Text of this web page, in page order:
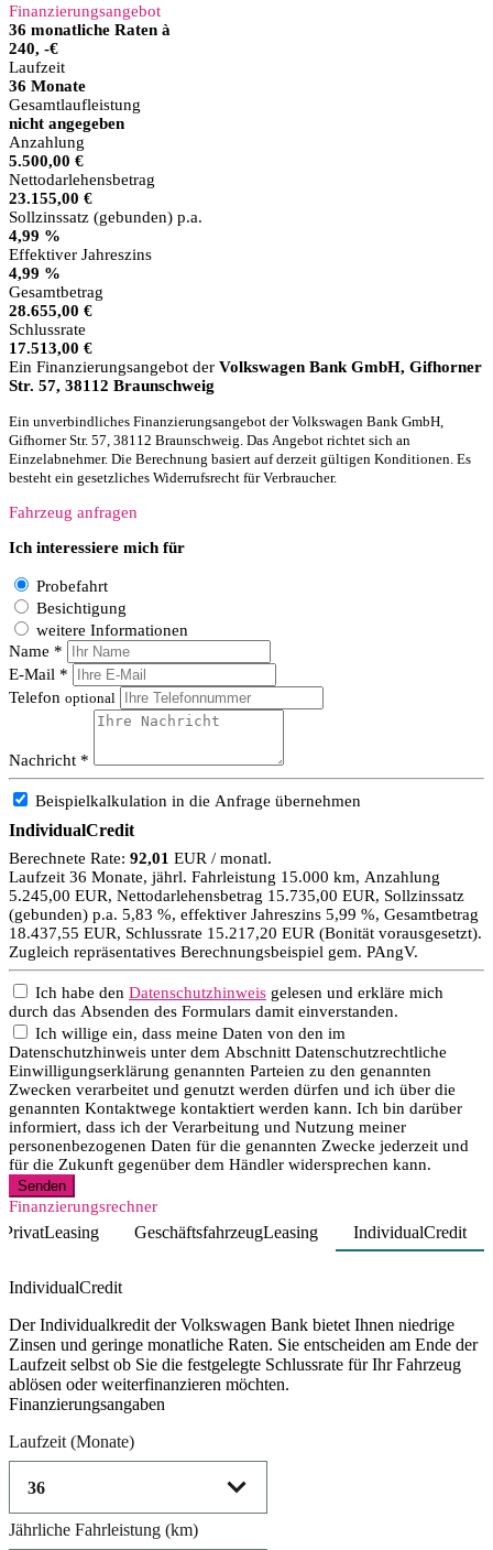
Finanzierungsangebot
36 monatliche Raten à
240, -€
Laufzeit
36 Monate
Gesamtlaufleistung
nicht angegeben
Anzahlung
5.500,00 €
Nettodarlehensbetrag
23.155,00 €
Sollzinssatz (gebunden) p.a.
4,99 %
Effektiver Jahreszins
4,99 %
Gesamtbetrag
28.655,00 €
Schlussrate
17.513,00 €
Ein Finanzierungsangebot der Volkswagen Bank GmbH, Gifhorner
Str. 57, 38112 Braunschweig
Ein unverbindliches Finanzierungsangebot der Volkswagen Bank GmbH,
Gifhorner Str. 57, 38112 Braunschweig. Das Angebot richtet sich an
Einzelabnehmer. Die Berechnung basiert auf derzeit gültigen Konditionen. Es
besteht ein gesetzliches Widerrufsrecht für Verbraucher.
Fahrzeug anfragen
Ich interessiere mich für
Probefahrt
Besichtigung
weitere Informationen
Name *
E-Mail *
Telefon optional
Nachricht *
Beispielkalkulation in die Anfrage übernehmen
IndividualCredit
Berechnete Rate: 92,01 EUR / monatl.
Laufzeit 36 Monate, jährl. Fahrleistung 15.000 km, Anzahlung
5.245,00 EUR, Nettodarlehensbetrag 15.735,00 EUR, Sollzinssatz
(gebunden) p.a. 5,83 %, effektiver Jahreszins 5,99 %, Gesamtbetrag
18.437,55 EUR, Schlussrate 15.217,20 EUR (Bonität vorausgesetzt).
Zugleich repräsentatives Berechnungsbeispiel gem. PAngV.
Ich habe den Datenschutzhinweis gelesen und erkläre mich
durch das Absenden des Formulars damit einverstanden.
Ich willige ein, dass meine Daten von den im
Datenschutzhinweis unter dem Abschnitt Datenschutzrechtliche
Einwilligungserklärung genannten Parteien zu den genannten
Zwecken verarbeitet und genutzt werden dürfen und ich über die
genannten Kontaktwege kontaktiert werden kann. Ich bin darüber
informiert, dass ich der Verarbeitung und Nutzung meiner
personenbezogenen Daten für die genannten Zwecke jederzeit und
für die Zukunft gegenüber dem Händler widersprechen kann.
Senden
Finanzierungsrechner
PrivatLeasing GeschäftsfahrzeugLeasing
IndividualCredit
IndividualCredit
Der Individualkredit der Volkswagen Bank bietet Ihnen niedrige
Zinsen und geringe monatliche Raten. Sie entscheiden am Ende der
Laufzeit selbst ob Sie die festgelegte Schlussrate für Ihr Fahrzeug
ablösen oder weiterfinanzieren möchten.
Finanzierungsangaben
Laufzeit (Monate)
Jährliche Fahrleistung (km)